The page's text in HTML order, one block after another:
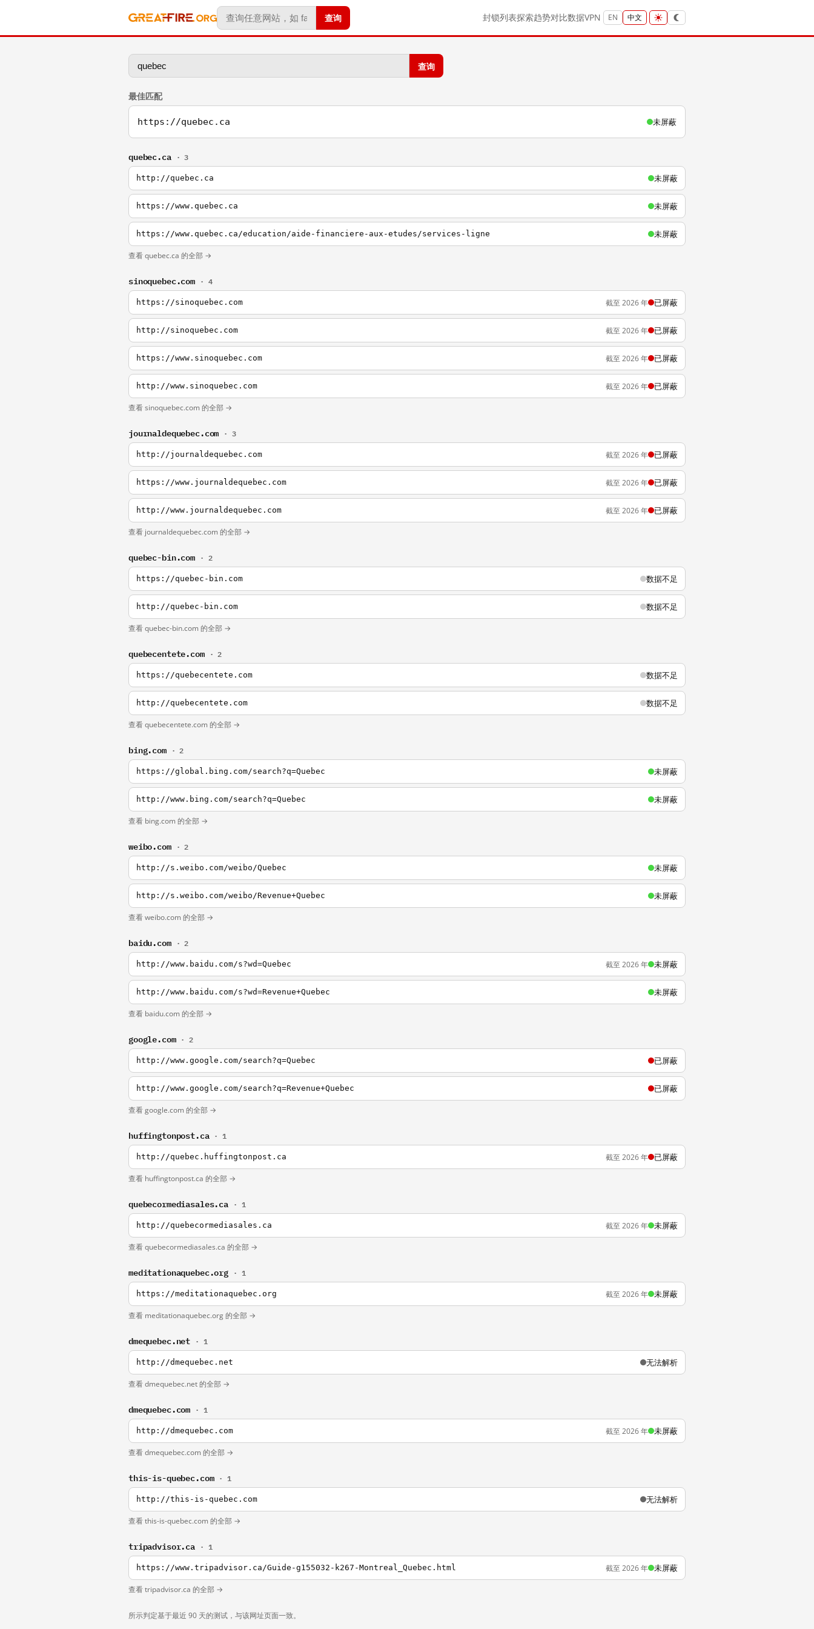
查询 封锁列表探索趋势对比数据VPN EN 中文
查询
最佳匹配
https://quebec.ca 未屏蔽
quebec.ca · 3
http://quebec.ca 未屏蔽
https://www.quebec.ca 未屏蔽
https://www.quebec.ca/education/aide-financiere-aux-etudes/services-ligne 未屏蔽
查看 quebec.ca 的全部 →
sinoquebec.com · 4
https://sinoquebec.com 截至 2026 年 已屏蔽
http://sinoquebec.com 截至 2026 年 已屏蔽
https://www.sinoquebec.com 截至 2026 年 已屏蔽
http://www.sinoquebec.com 截至 2026 年 已屏蔽
查看 sinoquebec.com 的全部 →
journaldequebec.com · 3
http://journaldequebec.com 截至 2026 年 已屏蔽
https://www.journaldequebec.com 截至 2026 年 已屏蔽
http://www.journaldequebec.com 截至 2026 年 已屏蔽
查看 journaldequebec.com 的全部 →
quebec-bin.com · 2
https://quebec-bin.com 数据不足
http://quebec-bin.com 数据不足
查看 quebec-bin.com 的全部 →
quebecentete.com · 2
https://quebecentete.com 数据不足
http://quebecentete.com 数据不足
查看 quebecentete.com 的全部 →
bing.com · 2
https://global.bing.com/search?q=Quebec 未屏蔽
http://www.bing.com/search?q=Quebec 未屏蔽
查看 bing.com 的全部 →
weibo.com · 2
http://s.weibo.com/weibo/Quebec 未屏蔽
http://s.weibo.com/weibo/Revenue+Quebec 未屏蔽
查看 weibo.com 的全部 →
baidu.com · 2
http://www.baidu.com/s?wd=Quebec 截至 2026 年 未屏蔽
http://www.baidu.com/s?wd=Revenue+Quebec 未屏蔽
查看 baidu.com 的全部 →
google.com · 2
http://www.google.com/search?q=Quebec 已屏蔽
http://www.google.com/search?q=Revenue+Quebec 已屏蔽
查看 google.com 的全部 →
huffingtonpost.ca · 1
http://quebec.huffingtonpost.ca 截至 2026 年 已屏蔽
查看 huffingtonpost.ca 的全部 →
quebecormediasales.ca · 1
http://quebecormediasales.ca 截至 2026 年 未屏蔽
查看 quebecormediasales.ca 的全部 →
meditationaquebec.org · 1
https://meditationaquebec.org 截至 2026 年 未屏蔽
查看 meditationaquebec.org 的全部 →
dmequebec.net · 1
http://dmequebec.net 无法解析
查看 dmequebec.net 的全部 →
dmequebec.com · 1
http://dmequebec.com 截至 2026 年 未屏蔽
查看 dmequebec.com 的全部 →
this-is-quebec.com · 1
http://this-is-quebec.com 无法解析
查看 this-is-quebec.com 的全部 →
tripadvisor.ca · 1
https://www.tripadvisor.ca/Guide-g155032-k267-Montreal_Quebec.html 截至 2026 年 未屏蔽
查看 tripadvisor.ca 的全部 →
所示判定基于最近 90 天的测试，与该网址页面一致。